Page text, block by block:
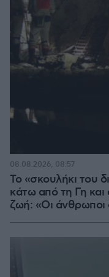
Το «σκουλήκι του
κάτω από τη Γη και
ζωή: «Οι
08.08.2026, 08:57